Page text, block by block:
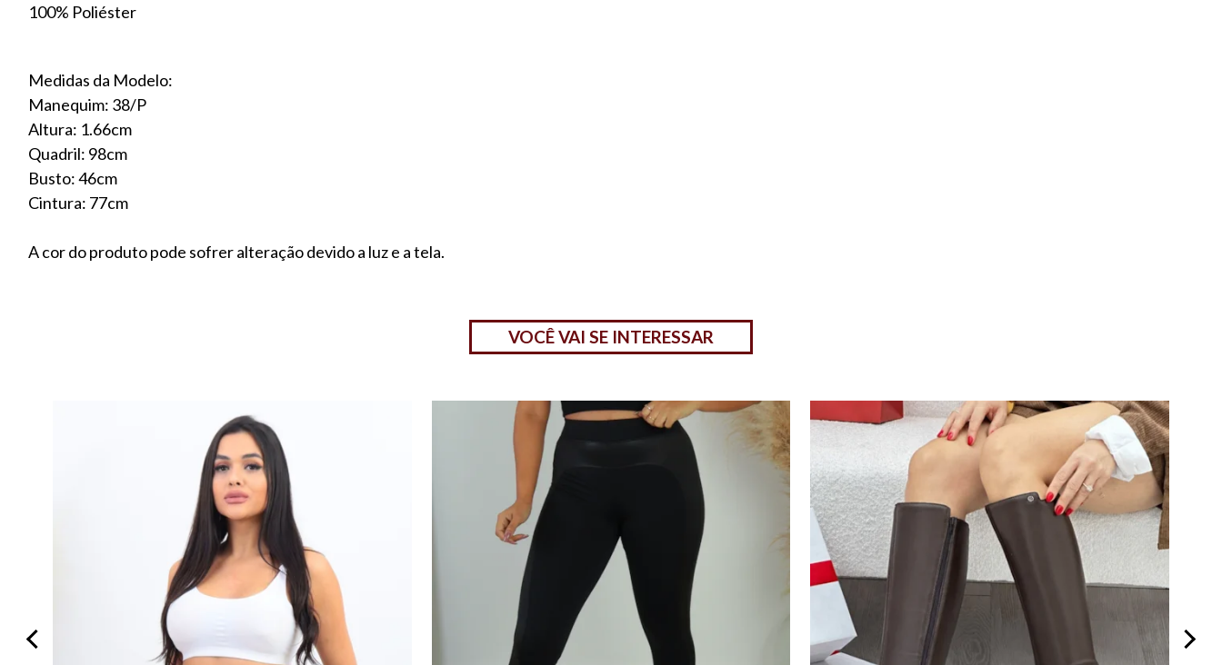
100% Poliéster
Medidas da Modelo:
Manequim: 38/P
Altura: 1.66cm
Quadril: 98cm
Busto: 46cm
Cintura: 77cm
A cor do produto pode sofrer alteração devido a luz e a tela.
VOCÊ VAI SE INTERESSAR